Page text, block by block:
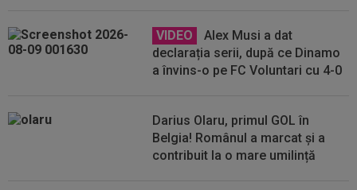
VIDEO
Alex Musi a dat
declarația serii, după ce Dinamo
a învins-o pe FC Voluntari cu 4-0
Darius Olaru, primul GOL în
Belgia! Românul a marcat și a
contribuit la o mare umilință